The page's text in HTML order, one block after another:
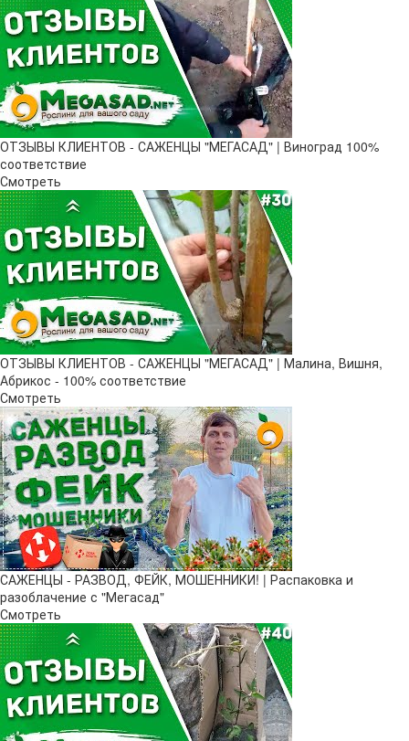
ОТЗЫВЫ КЛИЕНТОВ - САЖЕНЦЫ "МЕГАСАД" | Виноград 100%
соответствие
Смотреть
ОТЗЫВЫ КЛИЕНТОВ - САЖЕНЦЫ "МЕГАСАД" | Малина, Вишня,
Абрикос - 100% соответствие
Смотреть
САЖЕНЦЫ - РАЗВОД, ФЕЙК, МОШЕННИКИ! | Распаковка и
разоблачение с "Мегасад"
Смотреть